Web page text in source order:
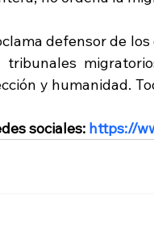
defensor de
y humanidad.
sociales: https://